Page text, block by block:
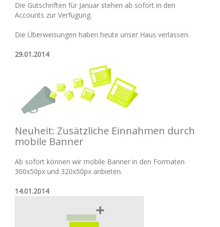
Die Gutschriften für Januar stehen ab sofort in den
Accounts zur Verfügung.
Die Überweisungen haben heute unser Haus verlassen.
29.01.2014
Neuheit: Zusätzliche Einnahmen durch
mobile Banner
Ab sofort können wir mobile Banner in den Formaten
300x50px und 320x50px anbieten.
14.01.2014